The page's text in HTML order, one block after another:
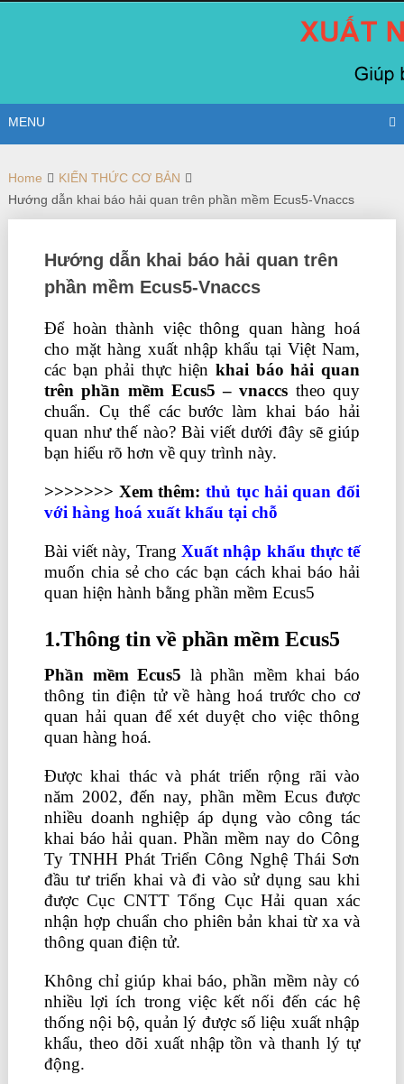
MENU
Home
KIẾN THỨC CƠ BẢN
Hướng dẫn khai báo hải quan trên phần mềm Ecus5-Vnaccs
Hướng dẫn khai báo hải quan trên
phần mềm Ecus5-Vnaccs
Để hoàn thành việc thông quan hàng hoá
cho mặt hàng xuất nhập khẩu tại Việt Nam,
các bạn phải thực hiện khai báo hải quan
trên phần mềm Ecus5 – vnaccs theo quy
chuẩn. Cụ thể các bước làm khai báo hải
quan như thế nào? Bài viết dưới đây sẽ giúp
bạn hiểu rõ hơn về quy trình này.
>>>>>>> Xem thêm:thủ tục hải quan đối
với hàng hoá xuất khẩu tại chỗ
Bài viết này, Trang Xuất nhập khẩu thực tế
muốn chia sẻ cho các bạn cách khai báo hải
quan hiện hành bằng phần mềm Ecus5
1.Thông tin về phần mềm Ecus5
Phần mềm Ecus5 là phần mềm khai báo
thông tin điện tử về hàng hoá trước cho cơ
quan hải quan để xét duyệt cho việc thông
quan hàng hoá.
Được khai thác và phát triển rộng rãi vào
năm 2002, đến nay, phần mềm Ecus được
nhiều doanh nghiệp áp dụng vào công tác
khai báo hải quan. Phần mềm nay do Công
Ty TNHH Phát Triển Công Nghệ Thái Sơn
đầu tư triển khai và đi vào sử dụng sau khi
được Cục CNTT Tổng Cục Hải quan xác
nhận hợp chuẩn cho phiên bản khai từ xa và
thông quan điện tử.
Không chỉ giúp khai báo, phần mềm này có
nhiều lợi ích trong việc kết nối đến các hệ
thống nội bộ, quản lý được số liệu xuất nhập
khẩu, theo dõi xuất nhập tồn và thanh lý tự
động.